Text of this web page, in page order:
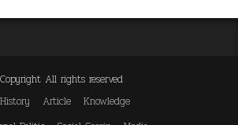
Copyright All rights reserved
History Article
Knowledge